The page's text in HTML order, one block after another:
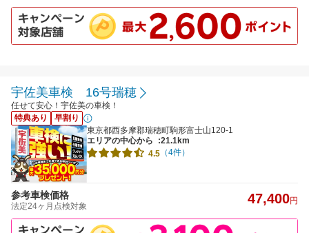
宇佐美車検 16号瑞穂
任せて安心！宇佐美の車検！
特典あり
早割り
東京都西多摩郡瑞穂町駒形富士山120-1
エリアの中心から
:21.1km
4.5 （4件）
参考車検価格
法定24ヶ月点検対象 47,400円